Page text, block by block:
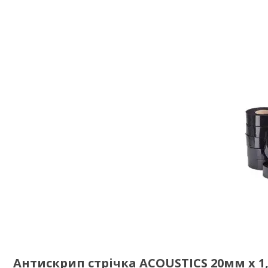
Антискрип стрічка ACOUSTICS 20мм x